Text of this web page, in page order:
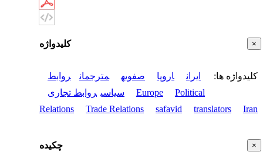
× کلیدواژه
کلیدواژه ها: ایران اروپا صفویه مترجمان
روابط
سیاسی روابط تجاری Europe
Political
Relations
Trade Relations safavid translators Iran
× چکیده